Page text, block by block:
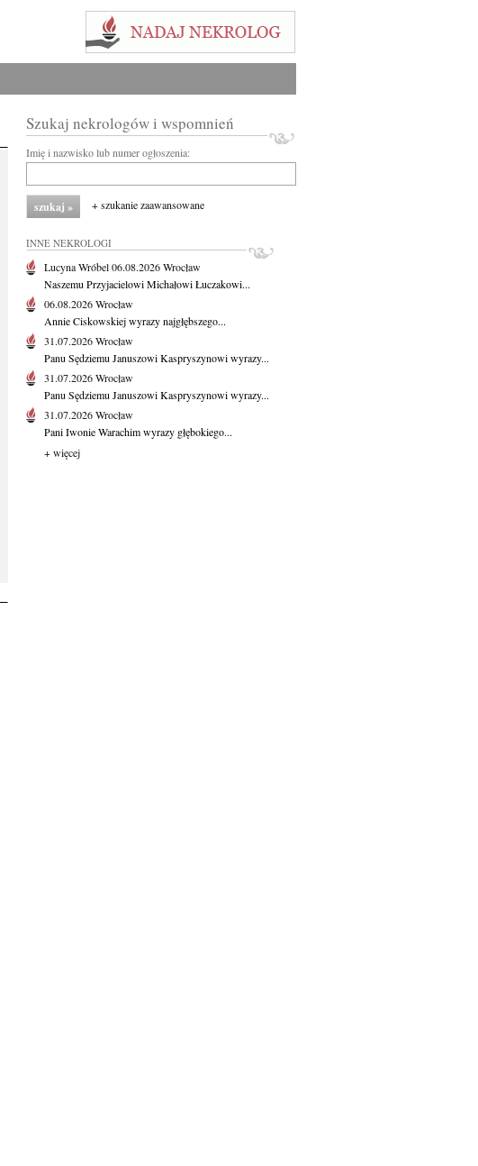
Szukaj nekrologów i wspomnień
Imię i nazwisko lub numer ogłoszenia:
+ szukanie zaawansowane
INNE NEKROLOGI
Lucyna Wróbel06.08.2026Wrocław
Naszemu Przyjacielowi Michałowi Łuczakowi...
06.08.2026Wrocław
Annie Ciskowskiej wyrazy najgłębszego...
31.07.2026Wrocław
Panu Sędziemu Januszowi Kaspryszynowi wyrazy...
31.07.2026Wrocław
Panu Sędziemu Januszowi Kaspryszynowi wyrazy...
31.07.2026Wrocław
Pani Iwonie Warachim wyrazy głębokiego...
+ więcej